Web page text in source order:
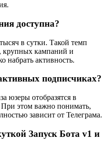
доступна?
в сутки. Такой темп
крупных кампаний и
набрать активность.
подписчиках?
юзеры отобразятся в
этом важно понимать,
зависит от Телеграма.
Запуск Бота v1 и